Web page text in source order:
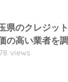
県のクレジッ
の高い業者を
views